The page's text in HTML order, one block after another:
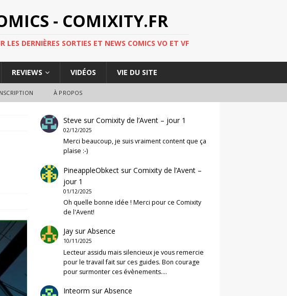
- COMIXITY.FR
DERNIÈRES SORTIES ET NEWS COMICS VO ET VF
REVIEWS VIDÉOS VIE DU SITE
À PROPOS
Steve surComixity de l’Avent – jour 1
02/12/2025
Merci beaucoup, je suis vraiment content que ça
plaise :-)
PineappleObkect surComixity de l’Avent –
jour 1
01/12/2025
Oh quelle bonne idée ! Merci pour ce Comixity
de l'Avent!
Jay surAbsence
10/11/2025
Lecteur assidu mais silencieux je vous remercie
pour le travail fait sur ces guides. Bon courage
pour surmonter ces évènements.…
Inteorm surAbsence